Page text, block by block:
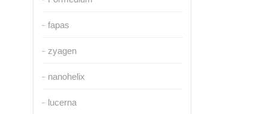
fapas
zyagen
nanohelix
lucerna